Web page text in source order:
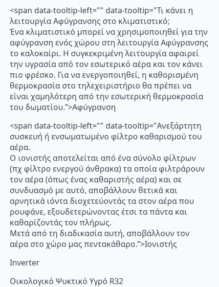
<span data-tooltip-left="" data-tooltip="Τι κάνει η
λειτουργία Αφύγρανσης στο κλιματιστικό;
Ένα κλιματιστικό μπορεί να χρησιμοποιηθεί για την
αφύγρανση ενός χώρου στη λειτουργία Αφύγρανσης
το καλοκαίρι. Η συγκεκριμένη λειτουργία αφαιρεί
την υγρασία από τον εσωτερικό αέρα και τον κάνει
πιο φρέσκο. Για να ενεργοποιηθεί, η καθορισμένη
θερμοκρασία στο τηλεχειριστήριο θα πρέπει να
είναι χαμηλότερη από την εσωτερική θερμοκρασία
του δωματίου.”>Αφύγρανση
<span data-tooltip-left="" data-tooltip="Ανεξάρτητη
συσκευή ή ενσωματωμένο φίλτρο καθαρισμού του
αέρα.
Ο ιονιστής αποτελείται από ένα σύνολο φίλτρων
(πχ φίλτρο ενεργού άνθρακα) τα οποία φιλτράρουν
τον αέρα (όπως ένας καθαριστής αέρα) και σε
συνδυασμό με αυτό, αποβάλλουν θετικά και
αρνητικά ιόντα διοχετεύοντάς τα στον αέρα που
ρουφάνε, εξουδετερώνοντας έτσι τα πάντα και
καθαρίζοντάς τον πλήρως.
Μετά από τη διαδικασία αυτή, αποβάλλουν τον
αέρα στο χώρο μας πεντακάθαρο.”>Ιονιστής
Inverter
Οικολογικό Ψυκτικό Υγρό R32